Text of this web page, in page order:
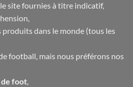
le site fournies à titre indicatif,
dans le monde (tous les
football, mais nous préférons nos
foot,